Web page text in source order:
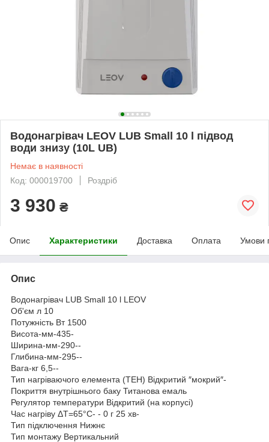
Водонагрівач LEOV LUB Small 10 l підвод
води знизу (10L UB)
Немає в наявності
Код: 000019700
Роздріб
3 930 ₴
Опис Характеристики Доставка Оплата Умови
Опис
Водонагрівач LUB Small 10 l LEOV
Об'єм л 10
Потужність Вт 1500
Висота-мм-435-
Ширина-мм-290--
Глибина-мм-295--
Вага-кг 6,5--
Тип нагріваючого елемента (ТЕН) Відкритий ″мокрий″-
Покриття внутрішнього баку Титанова емаль
Регулятор температури Відкритий (на корпусі)
Час нагріву ΔТ=65°С- - 0 г 25 хв-
Тип підключення Нижнє
Тип монтажу Вертикальний